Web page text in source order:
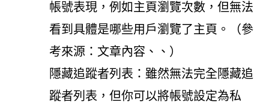
帳號表現，例如主頁瀏覽次數，但無法
看到具體是哪些用戶瀏覽了主頁。（參
考來源：文章內容、、）
隱藏追蹤者列表：雖然無法完全隱藏追
蹤者列表，但你可以將帳號設定為私